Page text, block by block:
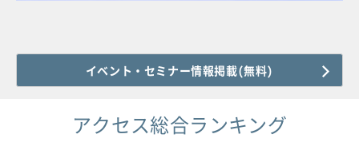
イベント・セミナー情報掲載(無料)
アクセス総合ランキング